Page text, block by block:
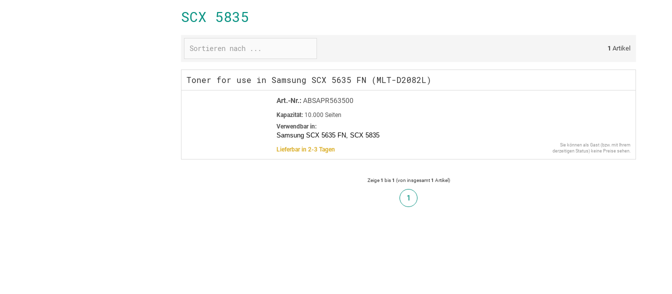
SCX 5835
1 Artikel
Toner for use in Samsung SCX 5635 FN (MLT-D2082L)
Art.-Nr.: ABSAPR563500
Kapazität: 10.000 Seiten
Verwendbar in:
Samsung SCX 5635 FN, SCX 5835
Lieferbar in 2-3 Tagen
Sie können als Gast (bzw. mit Ihrem
derzeitigen Status) keine Preise sehen.
Zeige1 bis1 (von insgesamt1 Artikel)
1